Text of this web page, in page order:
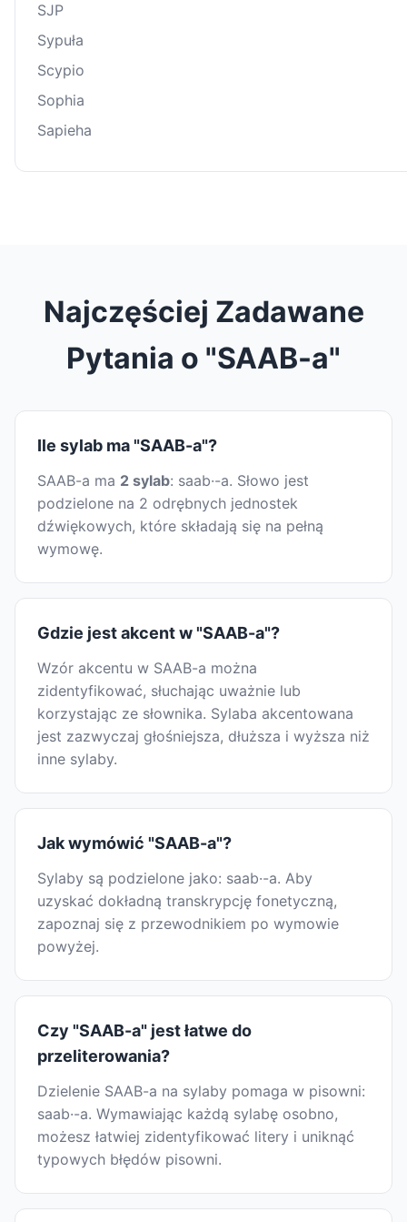
SJP
Sypuła
Scypio
Sophia
Sapieha
Najczęściej Zadawane
Pytania o "SAAB-a"
Ile sylab ma "SAAB-a"?
SAAB-a ma 2 sylab: saab·-a. Słowo jest
podzielone na 2 odrębnych jednostek
dźwiękowych, które składają się na pełną
wymowę.
Gdzie jest akcent w "SAAB-a"?
Wzór akcentu w SAAB-a można
zidentyfikować, słuchając uważnie lub
korzystając ze słownika. Sylaba akcentowana
jest zazwyczaj głośniejsza, dłuższa i wyższa niż
inne sylaby.
Jak wymówić "SAAB-a"?
Sylaby są podzielone jako: saab·-a. Aby
uzyskać dokładną transkrypcję fonetyczną,
zapoznaj się z przewodnikiem po wymowie
powyżej.
Czy "SAAB-a" jest łatwe do
przeliterowania?
Dzielenie SAAB-a na sylaby pomaga w pisowni:
saab·-a. Wymawiając każdą sylabę osobno,
możesz łatwiej zidentyfikować litery i uniknąć
typowych błędów pisowni.